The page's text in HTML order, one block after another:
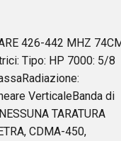
426-442 MHZ
Tipo: HP 7000: 5/8
VerticaleBanda di
TARATURA
CDMA-450,